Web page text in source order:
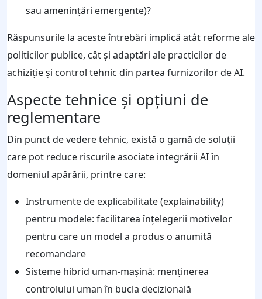
sau amenințări emergente)?
Răspunsurile la aceste întrebări implică atât reforme ale
politicilor publice, cât și adaptări ale practicilor de
achiziție și control tehnic din partea furnizorilor de AI.
Aspecte tehnice și opțiuni de
reglementare
Din punct de vedere tehnic, există o gamă de soluții
care pot reduce riscurile asociate integrării AI în
domeniul apărării, printre care:
Instrumente de explicabilitate (explainability)
pentru modele: facilitarea înțelegerii motivelor
pentru care un model a produs o anumită
recomandare
Sisteme hibrid uman‑mașină: menținerea
controlului uman în bucla decizională